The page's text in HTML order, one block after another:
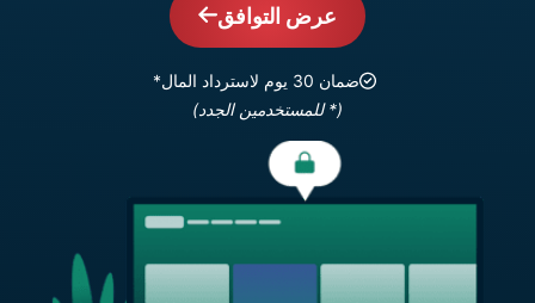
عرض التوافق
ضمان 30 يوم لاسترداد المال*
(* للمستخدمين الجدد)